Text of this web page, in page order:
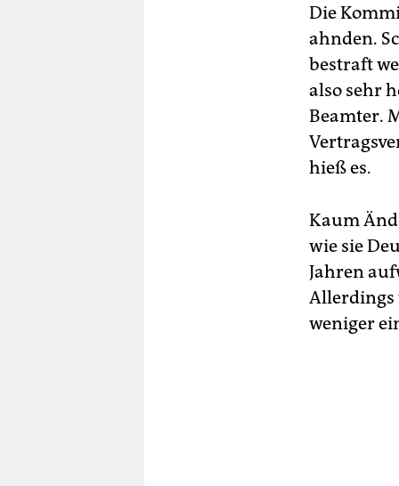
Die
ahnden.
bestraft
also sehr
Beamter.
hieß es.
Kaum
wie sie
Jahren
Allerdings
weniger